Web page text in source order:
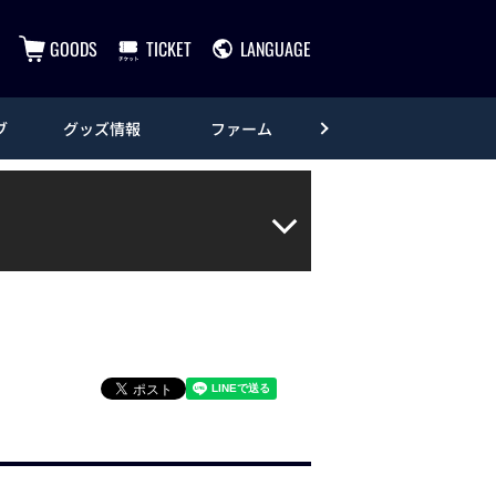
GOODS TICKET LANGUAGE
グッズ情報 ファーム